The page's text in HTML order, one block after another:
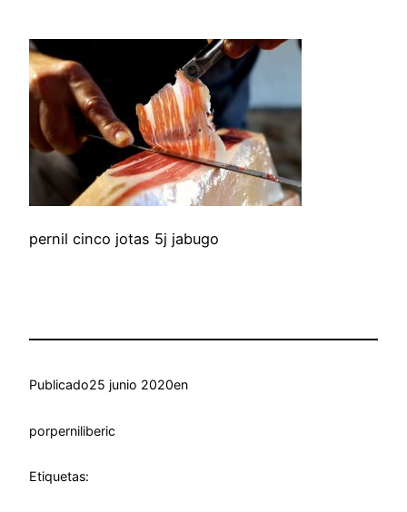
pernil cinco jotas 5j jabugo
Publicado25 junio 2020en
porperniliberic
Etiquetas: